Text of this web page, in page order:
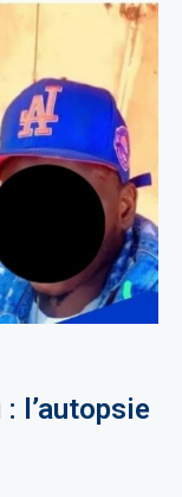
l’autopsie